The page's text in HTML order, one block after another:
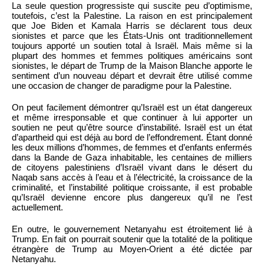
La seule question progressiste qui suscite peu d’optimisme,
toutefois, c’est la Palestine. La raison en est principalement
que Joe Biden et Kamala Harris se déclarent tous deux
sionistes et parce que les États-Unis ont traditionnellement
toujours apporté un soutien total à Israël. Mais même si la
plupart des hommes et femmes politiques américains sont
sionistes, le départ de Trump de la Maison Blanche apporte le
sentiment d’un nouveau départ et devrait être utilisé comme
une occasion de changer de paradigme pour la Palestine.
On peut facilement démontrer qu’Israël est un état dangereux
et même irresponsable et que continuer à lui apporter un
soutien ne peut qu’être source d’instabilité. Israël est un état
d’apartheid qui est déjà au bord de l’effondrement. Étant donné
les deux millions d’hommes, de femmes et d’enfants enfermés
dans la Bande de Gaza inhabitable, les centaines de milliers
de citoyens palestiniens d’Israël vivant dans le désert du
Naqab sans accès à l’eau et à l’électricité, la croissance de la
criminalité, et l’instabilité politique croissante, il est probable
qu’Israël devienne encore plus dangereux qu’il ne l’est
actuellement.
En outre, le gouvernement Netanyahu est étroitement lié à
Trump. En fait on pourrait soutenir que la totalité de la politique
étrangère de Trump au Moyen-Orient a été dictée par
Netanyahu.